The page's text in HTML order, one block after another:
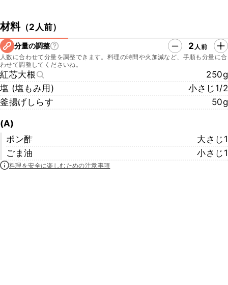
材料（2人前）
分量の調整 2 人前
人数に合わせて分量を調整できます。料理の時間や火加減など、手順も分量に合
わせて調整してくださいね。
紅芯大根
250g
塩 (塩もみ用)
小さじ1/2
釜揚げしらす
50g
(A)
ポン酢
大さじ1
ごま油
小さじ1
料理を安全に楽しむための注意事項